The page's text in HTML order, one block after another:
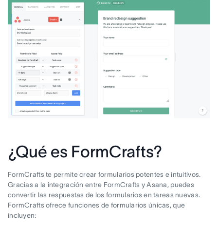
¿Qué es FormCrafts?
FormCrafts te permite crear formularios potentes e intuitivos.
Gracias a la integración entre FormCrafts y Asana, puedes
convertir las respuestas de los formularios en tareas nuevas.
FormCrafts ofrece funciones de formularios únicas, que
incluyen: